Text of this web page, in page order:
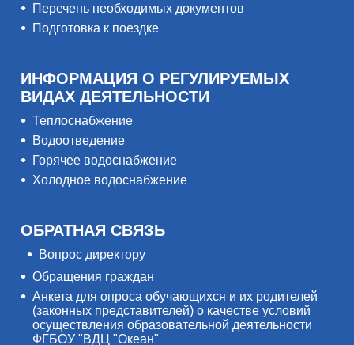
Перечень необходимых документов
Подготовка к поездке
ИНФОРМАЦИЯ О РЕГУЛИРУЕМЫХ
ВИДАХ ДЕЯТЕЛЬНОСТИ
Теплоснабжение
Водоотведение
Горячее водоснабжение
Холодное водоснабжение
ОБРАТНАЯ СВЯЗЬ
Вопрос директору
Обращения граждан
Анкета для опроса обучающихся и их родителей
(законных представителей) о качестве условий
осуществления образовательной деятельности
ФГБОУ "ВДЦ "Океан"